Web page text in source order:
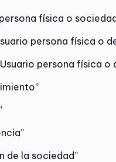
física o
persona física o
persona física o
de la sociedad”